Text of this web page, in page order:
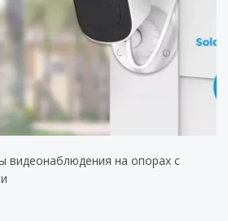
видеонаблюдения на опорах с